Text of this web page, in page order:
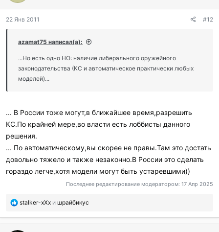
о
а
и
:
22 Янв 2011 #12
azamat75 написал(а):
...Но есть одно НО: наличие либерального оружейного
законодательства (КС и автоматическое практически любых
моделей)...
... В России тоже могут,в ближайшее время,разрешить
КС.По крайней мере,во власти есть лоббисты данного
решения.
... По автоматическому,вы скорее не правы.Там это достать
довольно тяжело и также незаконно.В России это сделать
гораздо легче,хотя модели могут быть устаревшими))
Последнее редактирование модератором: 17 Апр 2025
П
б
stalker-xXx и шрайбикус